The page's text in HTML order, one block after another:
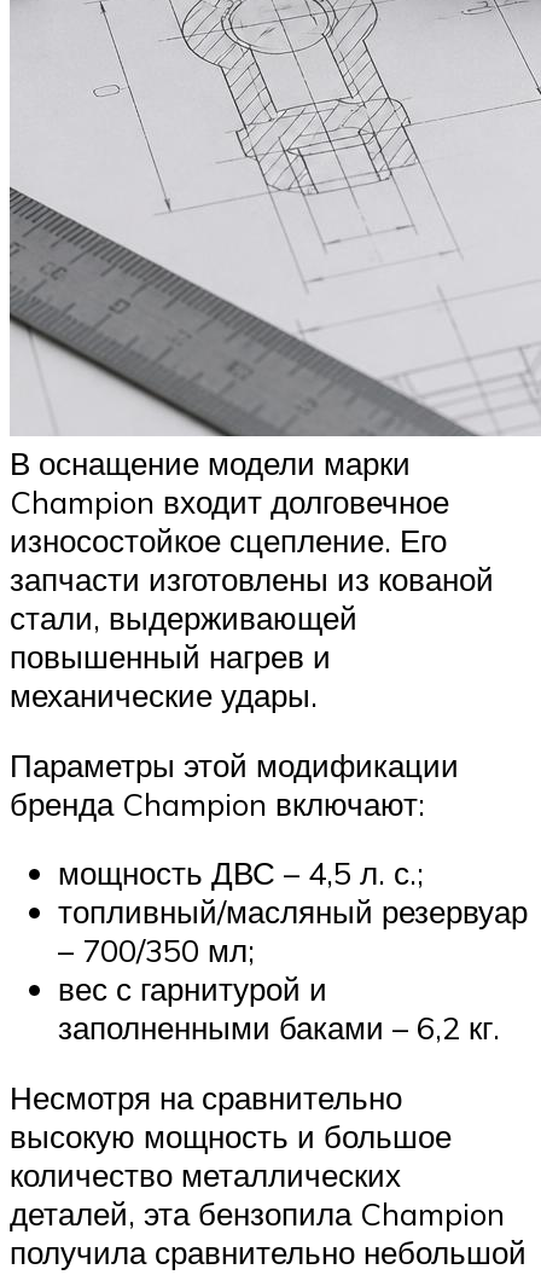
В оснащение модели марки
Champion входит долговечное
износостойкое сцепление. Его
запчасти изготовлены из кованой
стали, выдерживающей
повышенный нагрев и
механические удары.
Параметры этой модификации
бренда Champion включают:
мощность ДВС – 4,5 л. с.;
топливный/масляный резервуар
– 700/350 мл;
вес с гарнитурой и
заполненными баками – 6,2 кг.
Несмотря на сравнительно
высокую мощность и большое
количество металлических
деталей, эта бензопила Champion
получила сравнительно небольшой